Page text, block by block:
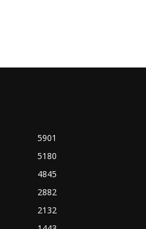
5901
5180
4845
2882
2132